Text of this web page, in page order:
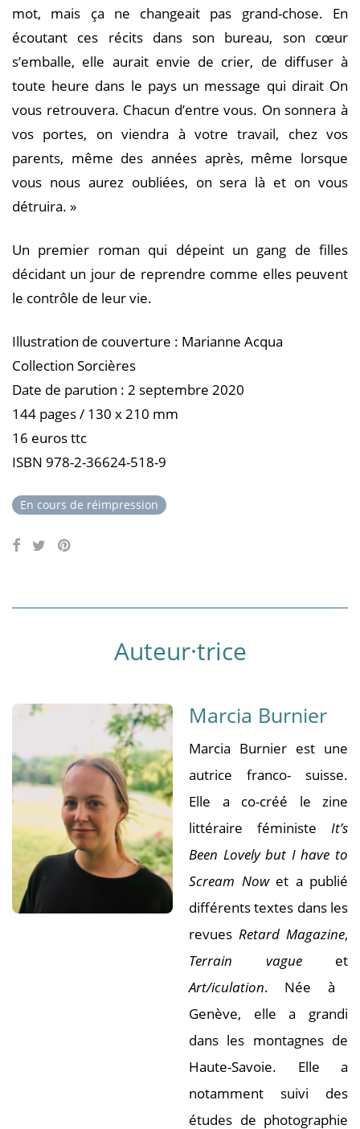
mot, mais ça ne changeait pas grand-chose. En
écoutant ces récits dans son bureau, son cœur
s’emballe, elle aurait envie de crier, de diffuser à
toute heure dans le pays un message qui dirait On
vous retrouvera. Chacun d’entre vous. On sonnera à
vos portes, on viendra à votre travail, chez vos
parents, même des années après, même lorsque
vous nous aurez oubliées, on sera là et on vous
détruira. »
Un premier roman qui dépeint un gang de filles
décidant un jour de reprendre comme elles peuvent
le contrôle de leur vie.
Illustration de couverture : Marianne Acqua
Collection Sorcières
Date de parution : 2 septembre 2020
144 pages / 130 x 210 mm
16 euros ttc
ISBN 978-2-36624-518-9
En cours de réimpression
Auteur·trice
Marcia Burnier
Marcia Burnier est une
autrice franco- suisse.
Elle a co-créé le zine
littéraire féministe It’s
Been Lovely but I have to
Scream Nowet a publié
différents textes dans les
revues Retard Magazine,
Terrain vagueet
Art/iculation. Née à
Genève, elle a grandi
dans les montagnes de
Haute-Savoie. Elle a
notamment suivi des
études de photographie